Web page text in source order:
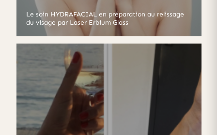
Le soin HYDRAFACIAL en préparation au relissage
du visage par Laser Erbium Glass